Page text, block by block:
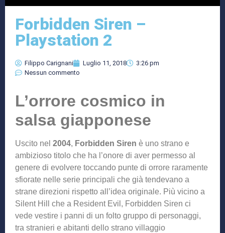
Forbidden Siren –
Playstation 2
Filippo Carignani Luglio 11, 2018
3:26 pm
Nessun commento
L’orrore cosmico in
salsa giapponese
Uscito nel 2004, Forbidden Siren è uno strano e
ambizioso titolo che ha l’onore di aver permesso al
genere di evolvere toccando punte di orrore raramente
sfiorate nelle serie principali che già tendevano a
strane direzioni rispetto all’idea originale. Più vicino a
Silent Hill che a Resident Evil, Forbidden Siren ci
vede vestire i panni di un folto gruppo di personaggi,
tra stranieri e abitanti dello strano villaggio